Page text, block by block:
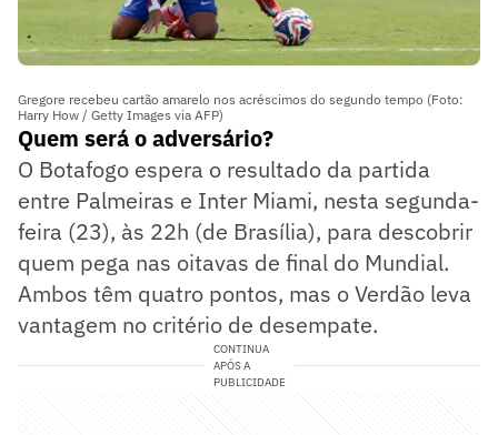
Gregore recebeu cartão amarelo nos acréscimos do segundo tempo (Foto:
Harry How / Getty Images via AFP)
Quem será o adversário?
O Botafogo espera o resultado da partida
entre Palmeiras e Inter Miami, nesta segunda-
feira (23), às 22h (de Brasília), para descobrir
quem pega nas oitavas de final do Mundial.
Ambos têm quatro pontos, mas o Verdão leva
vantagem no critério de desempate.
CONTINUA
APÓS A
PUBLICIDADE